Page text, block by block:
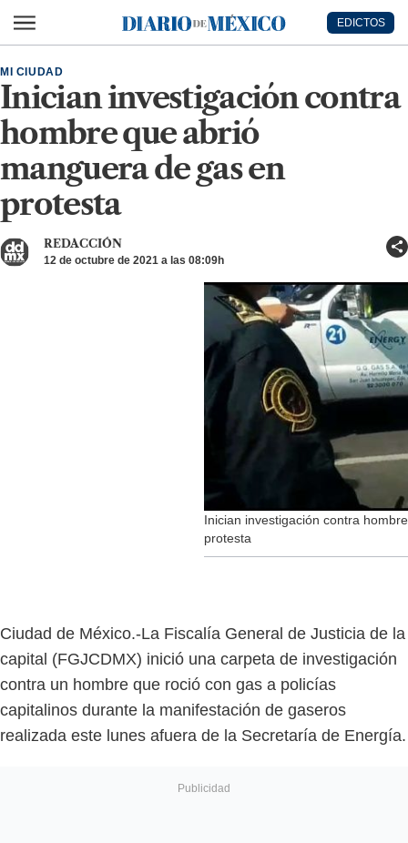
Diario de México
EDICTOS
Inician investigación contra
hombre que abrió
manguera de gas en
protesta
MI CIUDAD
REDACCIÓN
12 de octubre de 2021 a las 08:09h
Inician investigación contra
protesta
Ciudad de México.-La Fiscalía General de Justicia de la
capital (FGJCDMX) inició una carpeta de investigación
contra un hombre que roció con gas a policías
capitalinos durante la manifestación de gaseros
realizada este lunes afuera de la Secretaría de Energía.